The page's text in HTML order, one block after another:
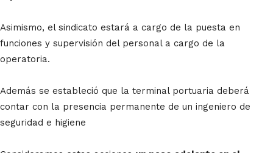
Asimismo, el sindicato estará a cargo de la puesta en
funciones y supervisión del personal a cargo de la
operatoria.
Además se estableció que la terminal portuaria deberá
contar con la presencia permanente de un ingeniero de
seguridad e higiene